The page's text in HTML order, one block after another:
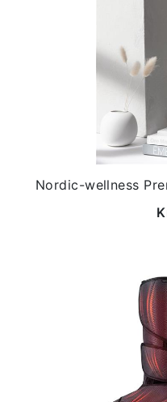
Nordic-wellness